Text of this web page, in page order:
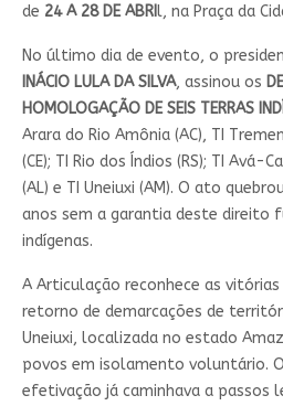
de 24 A 28 DE ABRIl, na Praça da
No último dia de evento, o
INÁCIO LULA DA SILVA, assinou os
HOMOLOGAÇÃO DE SEIS TERRAS
Arara do Rio Amônia (AC), TI
(CE); TI Rio dos Índios (RS); TI Avá-
(AL) e TI Uneiuxi (AM). O ato
anos sem a garantia deste direito
indígenas.
A Articulação reconhece as
retorno de demarcações de
Uneiuxi, localizada no estado
povos em isolamento voluntário.
efetivação já caminhava a passos